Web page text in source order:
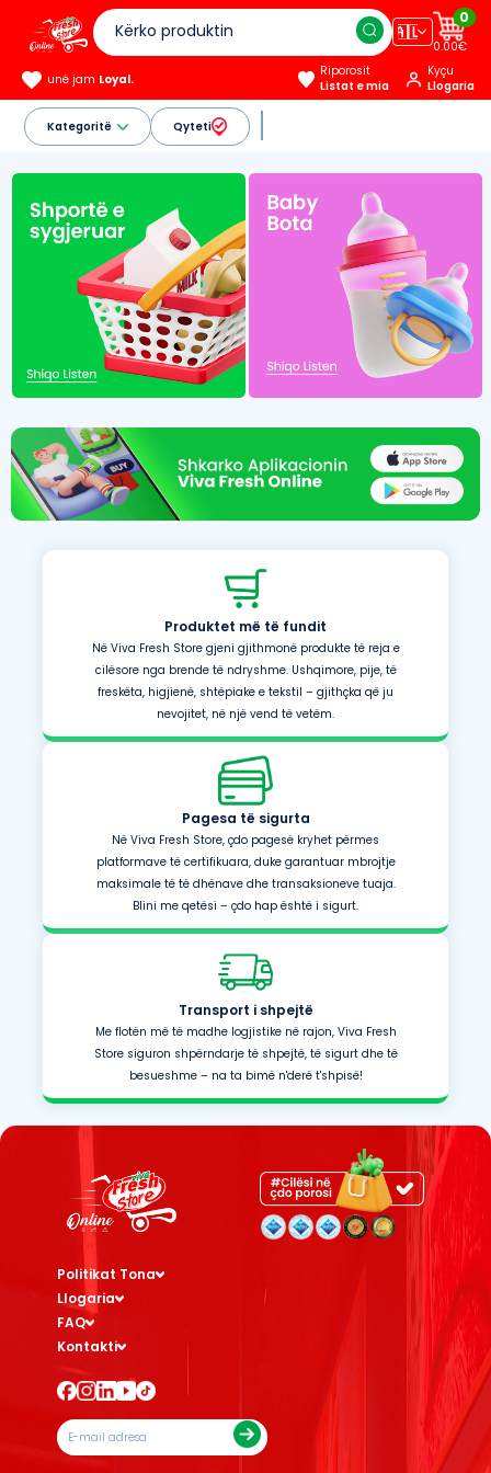
🇦🇱
0
0.00€
unë jam Loyal.
Riporosit
Listat e mia
Kyçu
Llogaria
Kategoritë Qyteti
Produktet më të fundit
Në Viva Fresh Store gjeni gjithmonë produkte të reja e
cilësore nga brende të ndryshme. Ushqimore, pije, të
freskëta, higjienë, shtëpiake e tekstil – gjithçka që ju
nevojitet, në një vend të vetëm.
Pagesa të sigurta
Në Viva Fresh Store, çdo pagesë kryhet përmes
platformave të certifikuara, duke garantuar mbrojtje
maksimale të të dhënave dhe transaksioneve tuaja.
Blini me qetësi – çdo hap është i sigurt.
Transport i shpejtë
Me flotën më të madhe logjistike në rajon, Viva Fresh
Store siguron shpërndarje të shpejtë, të sigurt dhe të
besueshme – na ta bimë n'derë t'shpisë!
Politikat Tona
Llogaria
FAQ
Kontakti